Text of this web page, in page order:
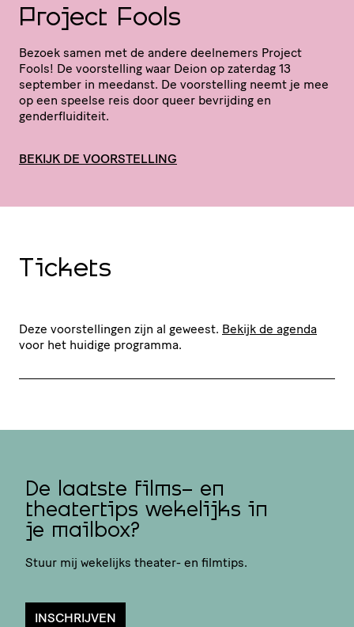
Project Fools
Bezoek samen met de andere deelnemers Project
Fools! De voor­stel­ling waar Deion op zaterdag 13
september in meedanst. De voor­stel­ling neemt je mee
op een speelse reis door queer bevrijding en
genderfluiditeit.
BEKIJK DE VOORSTELLING
Tickets
Deze voorstellingen zijn al geweest. Bekijk de agenda
voor het huidige programma.
De laatste films- en
theatertips wekelijks in
je mailbox?
Stuur mij wekelijks theater- en filmtips.
INSCHRIJVEN